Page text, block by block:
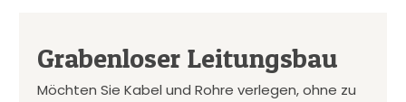
Grabenloser Leitungsbau
Möchten Sie Kabel und Rohre verlegen, ohne zu